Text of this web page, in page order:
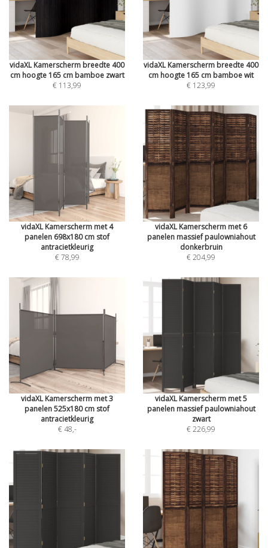
vidaXL Kamerscherm breedte 400
cm hoogte 165 cm bamboe zwart
€ 113,99
vidaXL Kamerscherm breedte 400
cm hoogte 165 cm bamboe wit
€ 123,99
vidaXL Kamerscherm met 4
panelen 698x180 cm stof
antracietkleurig
€ 78,99
vidaXL Kamerscherm met 6
panelen massief paulowniahout
donkerbruin
€ 204,99
vidaXL Kamerscherm met 3
panelen 525x180 cm stof
antracietkleurig
€ 48,-
vidaXL Kamerscherm met 5
panelen massief paulowniahout
zwart
€ 226,99